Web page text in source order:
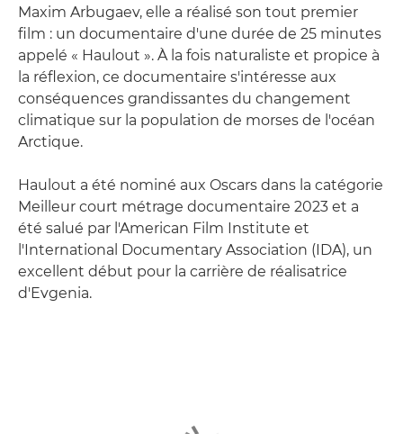
Maxim Arbugaev, elle a réalisé son tout premier
film : un documentaire d'une durée de 25 minutes
appelé « Haulout ». À la fois naturaliste et propice à
la réflexion, ce documentaire s'intéresse aux
conséquences grandissantes du changement
climatique sur la population de morses de l'océan
Arctique.
Haulout a été nominé aux Oscars dans la catégorie
Meilleur court métrage documentaire 2023 et a
été salué par l'American Film Institute et
l'International Documentary Association (IDA), un
excellent début pour la carrière de réalisatrice
d'Evgenia.